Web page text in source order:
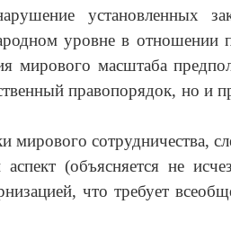
установленных
уровне в отношении
мирового масштаба
правопорядок, но и
мирового сотрудничества,
(объясняется не
что требует